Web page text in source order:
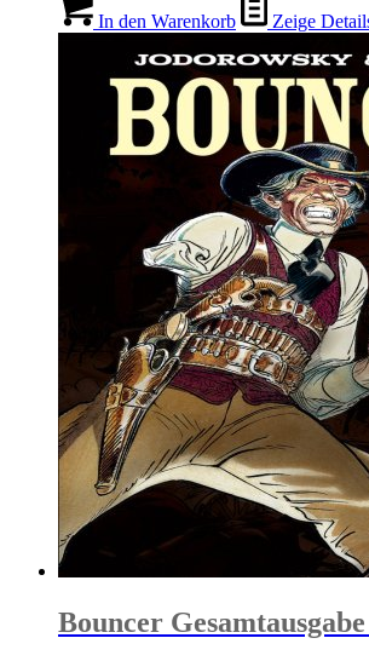
In den Warenkorb Zeige
Bouncer Gesamtausgabe